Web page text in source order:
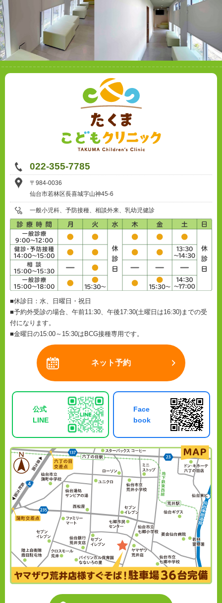
022-355-7785
〒984-0036
仙台市若林区長喜城字山神45-6
一般小児科、予防接種、相談外来、乳幼児健診
■休診日：水、日曜日・祝日
■予約外受診の場合、午前11:30、午後17:30(土曜日は16:30)までの受
付になります。
■金曜日の15:00～15:30はBCG接種専用です。
ネット予約
公式
LINE
Face
book